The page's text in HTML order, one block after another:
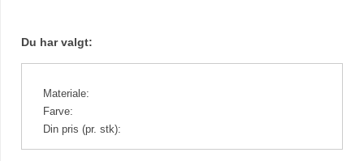
Du har valgt:
Materiale:
Farve:
Din pris (pr. stk):